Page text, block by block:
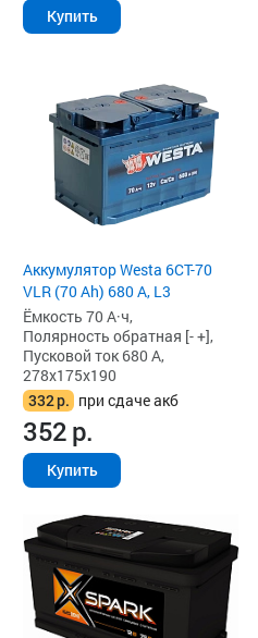
Купить
Аккумулятор Westa 6СТ-70
VLR (70 Ah) 680 А, L3
Ёмкость 70 А·ч,
Полярность обратная [- +],
Пусковой ток 680 А,
278x175x190
332р. при сдаче акб
352р.
Купить